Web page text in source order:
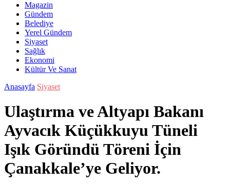
Magazin
Gündem
Belediye
Yerel Gündem
Siyaset
Sağlık
Ekonomi
Kültür Ve Sanat
Anasayfa Siyaset
Ulaştırma ve Altyapı Bakanı
Ayvacık Küçükkuyu Tüneli
Işık Göründü Töreni İçin
Çanakkale’ye Geliyor.